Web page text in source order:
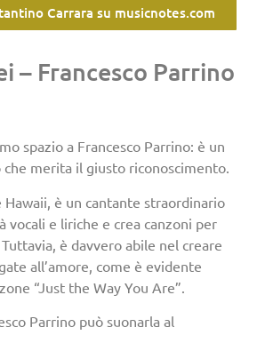
Carrara su musicnotes.com
– Francesco Parrino
spazio a Francesco Parrino: è un
merita il giusto riconoscimento.
Hawaii, è un cantante straordinario
vocali e liriche e crea canzoni per
è davvero abile nel creare
all’amore, come è evidente
“Just the Way You Are”.
Parrino può suonarla al